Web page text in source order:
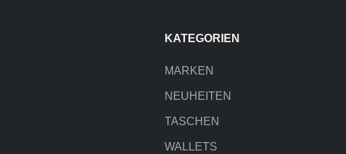
KATEGORIEN
MARKEN
NEUHEITEN
TASCHEN
WALLETS